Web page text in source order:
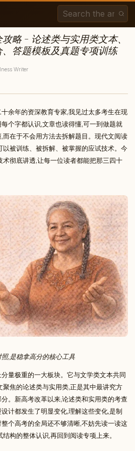
略 - 论述类与实用类文本、
答题模板及真题专项训练
Writer
余年的资深教育专家,我见过太多考生在现
个字都认识,文章也读得懂,可一到做题就
在于不会用方法去拆解题目。现代文阅读
以被训练、被拆解、被掌握的应试技术。今
彻底讲透,让每一位读者都能把那三四十
,是稳拿高分的核心工具
量极重的一大板块。它与文学类文本共同
焦的论述类与实用类,正是其中最讲究方
。新高考改革以来,论述类和实用类的考查
计都发生了明显变化,理解这些变化,是制
个高考的全局还不够清晰,不妨先读一读这
构的整体认识,再回到阅读专项上来。